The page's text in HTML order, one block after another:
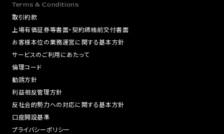
Terms & Conditions
取引約款
上場有価証券等書面・契約締結前交付書面
お客様本位の業務運営に関する基本方針
サービスのご利用にあたって
倫理コード
勧誘方針
利益相反管理方針
反社会的勢力への対応に関する基本方針
口座開設基準
プライバシーポリシー